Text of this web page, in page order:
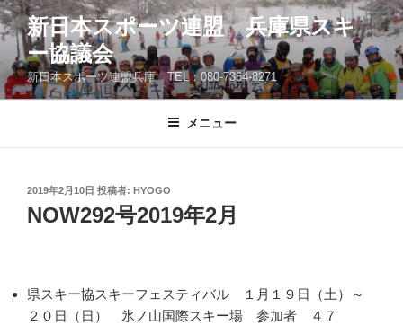
コ
ン
ン
ツ
新日本スポーツ連盟 兵庫県スキ
ー協議会
新日本スポーツ連盟兵庫 TEL：080-7364-8271
メニュー
投
稿
日:
2019年2月10日 投稿者: HYOGO
NOW292号2019年2月
県スキー協スキーフェスティバル １月１９日（土）～
２０日（日） 氷ノ山国際スキー場 参加者 ４７